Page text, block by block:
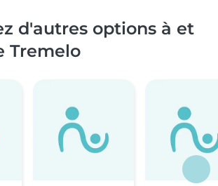
d'autres options à et
Tremelo